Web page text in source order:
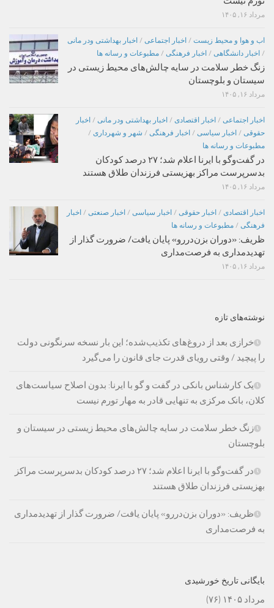
مرداد ۱۶, ۱۴۰۵
اب و هوا و محیط زیست / اخبار اجتماعی / اخبار بهداشتی ودر مانی
/ اخبار دانشگاهی / اخبار فرهنگی / مطبوعات و رسانه ها
زنگ خطر سلامت در سایه چالش‌های محیط زیستی در
سیستان و بلوچستان
مرداد ۱۶, ۱۴۰۵
اخبار اجتماعی / اخبار اقتصادی / اخبار بهداشتی ودر مانی / اخبار
حقوقی / اخبار سیاسی / اخبار فرهنگی / شهر و شهرداری /
مطبوعات و رسانه ها
در گفت‌وگو با ایرنا اعلام شد؛ ۲۷ درصد کودکان
بدسرپرست مراکز بهزیستی فرزندان طلاق هستند
مرداد ۱۶, ۱۴۰۵
اخبار اقتصادی / اخبار حقوقی / اخبار سیاسی / اخبار صنعتی / اخبار
فرهنگی / مطبوعات و رسانه ها
ظریف: «دوران بزن‌دررو» پایان یافت/ ضرورت گذار از
تهدیدمداری به فرصت‌مداری
مرداد ۱۶, ۱۴۰۵
نوشته‌های تازه
خرازی بعد از دروغ‌های تکذیب‌شده؛ این بار نسخه سرنگونی دولت
را پیچید / وقتی رویای قدرت جای قانون را می‌گیرد
یک کارشناس بانکی در گفت و گو با ایرنا: بدون اصلاح سیاست‌های
کلان، بانک مرکزی به تنهایی قادر به مهار تورم نیست
زنگ خطر سلامت در سایه چالش‌های محیط زیستی در سیستان و
بلوچستان
در گفت‌وگو با ایرنا اعلام شد؛ ۲۷ درصد کودکان بدسرپرست مراکز
بهزیستی فرزندان طلاق هستند
ظریف: «دوران بزن‌دررو» پایان یافت/ ضرورت گذار از تهدیدمداری
به فرصت‌مداری
بایگانی تاریخ خورشیدی
مرداد ۱۴۰۵
(۷۶)